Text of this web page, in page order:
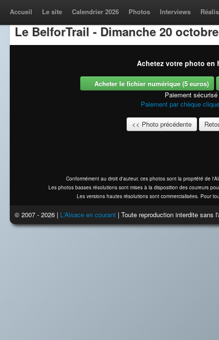
Accueil Le site Calendrier 2026 Photos Interviews
Le BelforTrail - Dimanche 20
Achetez votre photo en
Acheter le fichier numérique (5 euros)
Paiement
Paiement par chèque
<< Photo précédente
Conformément au droit d'auteur, ces photos sont la propriété de
Les photos basses résolutions sont mises à la disposition des coureurs
Les versions hautes résolutions sont commercialisées. Pour
© 2007 - 2026 | L'Alsace en courant | Toute reproduction interdite sans